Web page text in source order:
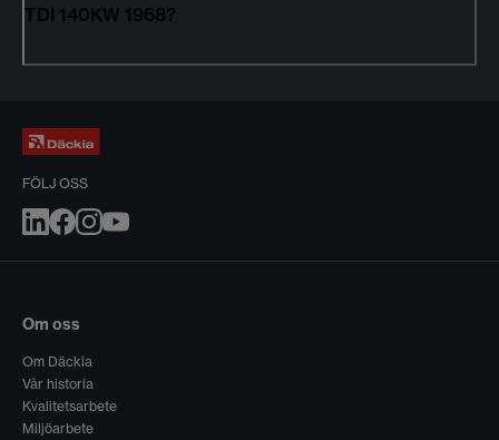
TDI 140KW 1968?
FÖLJ OSS
Om oss
Om Däckia
Vår historia
Kvalitetsarbete
Miljöarbete